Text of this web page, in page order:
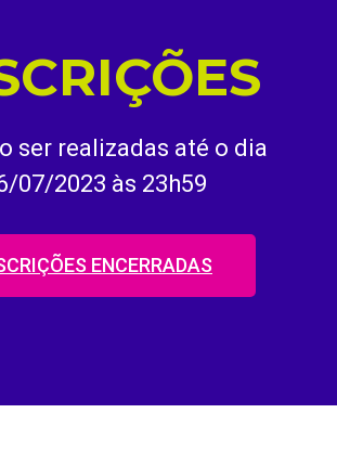
ser realizadas até o dia
07/2023 às 23h59
ENCERRADAS